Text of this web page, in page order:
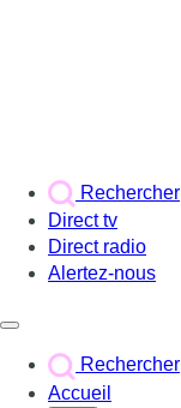
Rechercher
Direct tv
Direct radio
Alertez-nous
Rechercher
Accueil